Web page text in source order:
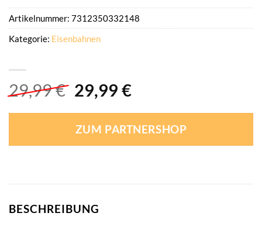
29,99€ Ursprünglicher
war:
29,99 €
29,99 €Aktueller
ist:
29,99 €.
ZUM PARTNERSHOP
Artikelnummer: 7312350332148
Kategorie: Eisenbahnen
BESCHREIBUNG